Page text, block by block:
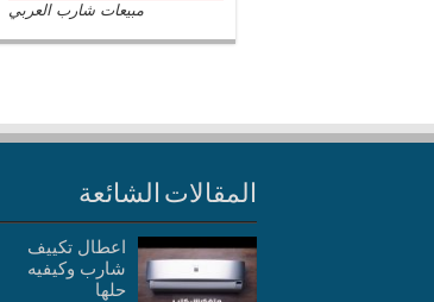
مبيعات شارب العربي
المقالات الشائعة
اعطال تكييف
شارب وكيفيه
حلها